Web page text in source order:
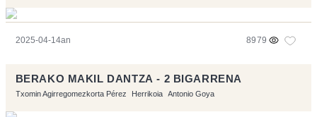
2025-04-14an 8979
BERAKO MAKIL DANTZA - 2 BIGARRENA
Txomin Agirregomezkorta Pérez Herrikoia Antonio Goya